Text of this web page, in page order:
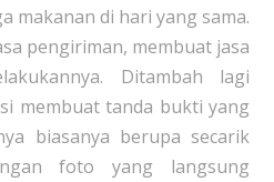
makanan di hari yang sama.
pengiriman, membuat jasa
Ditambah lagi
membuat tanda bukti yang
biasanya berupa secarik
foto yang langsung